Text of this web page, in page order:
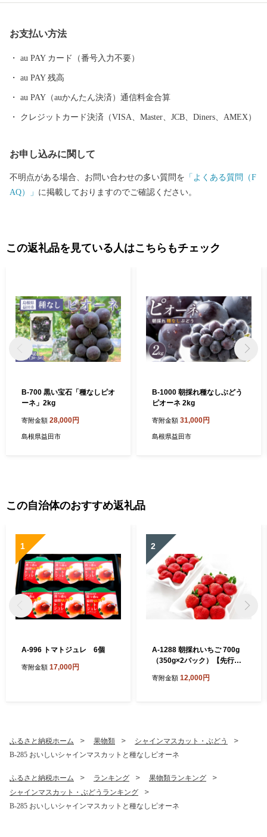
納税を通じて、益田市の魅力ある資源と未来をぜひ応援してくだ
お支払い方法
au PAY カード（番号入力不要）
au PAY 残高
au PAY（auかんたん決済）通信料金合算
クレジットカード決済（VISA、Master、JCB、Diners、AMEX）
お申し込みに関して
不明点がある場合、お問い合わせの多い質問を 「よくある質問（F
AQ）」 に掲載しておりますのでご確認ください。
この返礼品を見ている人はこちらもチェック
B-700 黒い宝石「種なしピオ
ーネ」2kg
寄附金額 28,000円
島根県益田市
B-1000 朝採れ種なしぶどう
ピオーネ 2kg
寄附金額 31,000円
島根県益田市
この自治体のおすすめ返礼品
1
A-996 トマトジュレ 6個
寄附金額 17,000円
2
A-1288 朝採れいちご 700g
（350g×2パック）【先行予
イチゴ 700g 2パック 朝採れ
寄附金額 12,000円
ふるさと納税ホーム 果物類
シャインマスカット・ぶどう
B-285 おいしいシャインマスカットと種なしピオーネ
ふるさと納税ホーム ランキング
果物類ランキング
シャインマスカット・ぶどうランキング
B-285 おいしいシャインマスカットと種なしピオーネ